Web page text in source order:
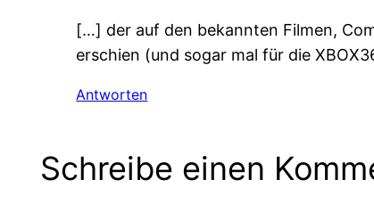
[…] der auf den bekannten Filmen,
erschien (und sogar mal für die
Antworten
Schreibe einen